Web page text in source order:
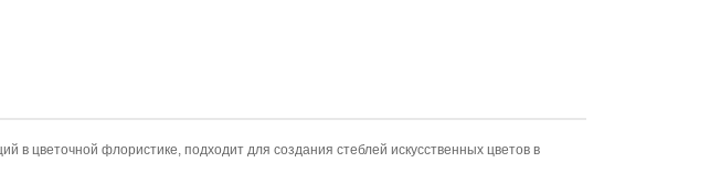
в цветочной флористике, подходит для создания стеблей искусственных цветов в